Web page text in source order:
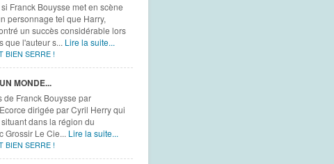
Franck Bouysse met en scène
personnage tel que Harry,
un succès considérable lors
que l'auteur s... Lire la suite...
BIEN SERRE !
MONDE...
de Franck Bouysse par
dirigée par Cyril Herry qui
dans la région du
Grossir Le Cie... Lire la suite...
BIEN SERRE !